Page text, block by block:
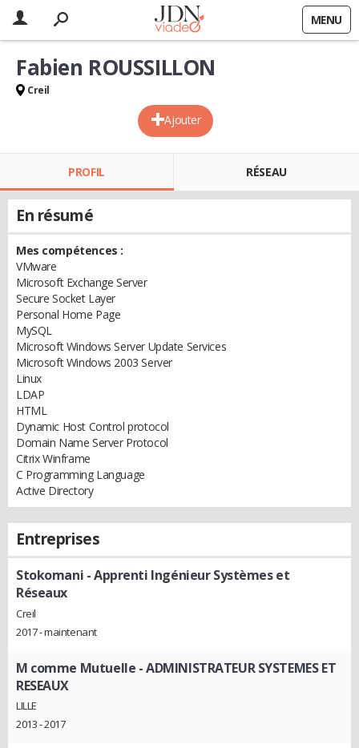
MENU
Ajouter
Fabien ROUSSILLON
Creil
PROFIL RÉSEAU
En résumé
Mes compétences :
VMware
Microsoft Exchange Server
Secure Socket Layer
Personal Home Page
MySQL
Microsoft Windows Server Update Services
Microsoft Windows 2003 Server
Linux
LDAP
HTML
Dynamic Host Control protocol
Domain Name Server Protocol
Citrix Winframe
C Programming Language
Active Directory
Entreprises
Stokomani - Apprenti Ingénieur Systèmes et
Réseaux
Creil
2017 - maintenant
M comme Mutuelle - ADMINISTRATEUR SYSTEMES ET
RESEAUX
LILLE
2013 - 2017